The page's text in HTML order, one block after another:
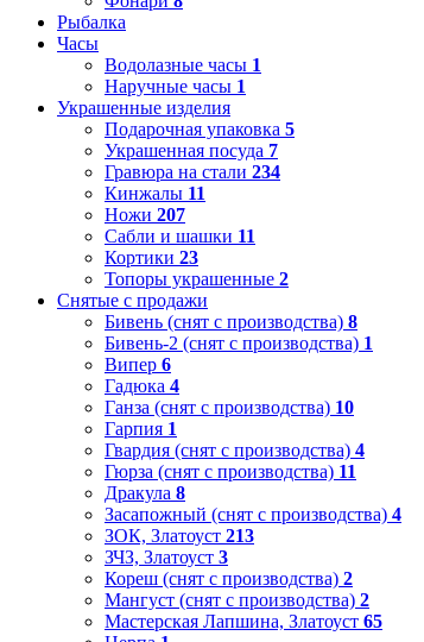
Рыбалка
Часы
Водолазные часы 1
Наручные часы 1
Украшенные изделия
Подарочная упаковка 5
Украшенная посуда 7
Гравюра на стали 234
Кинжалы 11
Ножи 207
Сабли и шашки 11
Кортики 23
Топоры украшенные 2
Снятые с продажи
Бивень (снят с производства) 8
Бивень-2 (снят с производства) 1
Випер 6
Гадюка 4
Ганза (снят с производства) 10
Гарпия 1
Гвардия (снят с производства) 4
Гюрза (снят с производства) 11
Дракула 8
Засапожный (снят с производства) 4
ЗОК, Златоуст 213
ЗЧЗ, Златоуст 3
Кореш (снят с производства) 2
Мангуст (снят с производства) 2
Мастерская Лапшина, Златоуст 65